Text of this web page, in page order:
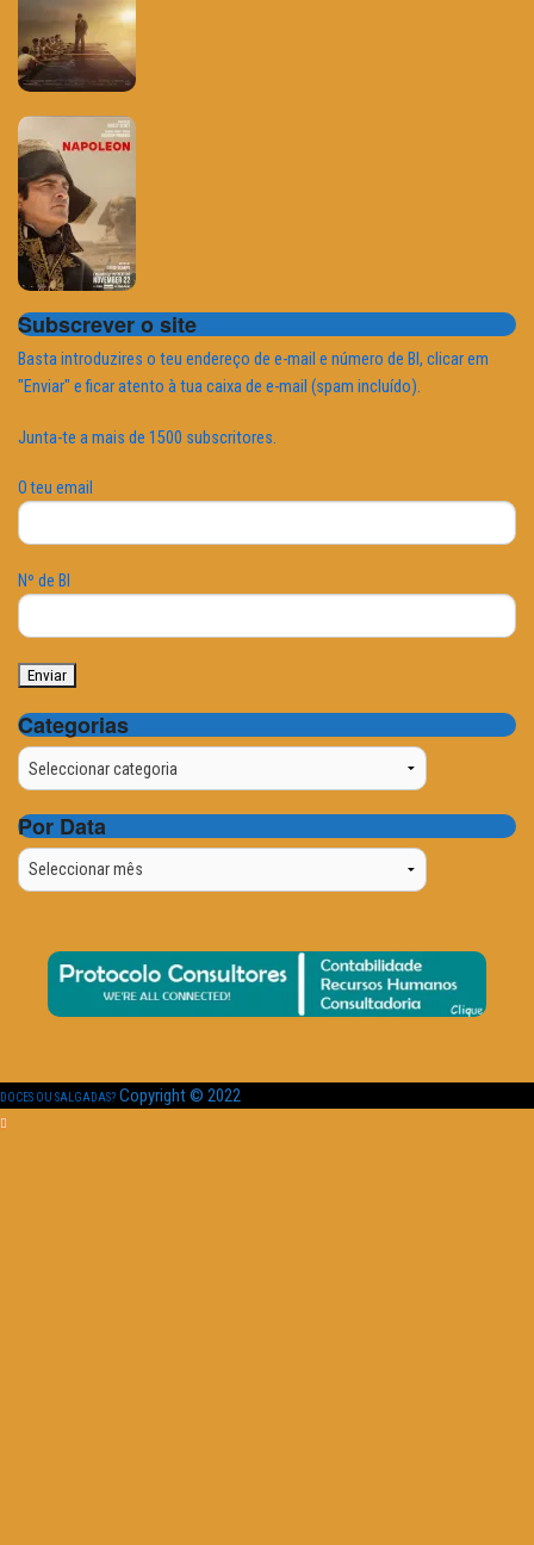
Subscrever o site
Basta introduzires o teu endereço de e-mail e número de BI, clicar em
"Enviar" e ficar atento à tua caixa de e-mail (spam incluído).
Junta-te a mais de 1500 subscritores.
O teu email
Nº de BI
Categorias
Categorias
Por Data
Por
Data
DOCES OU SALGADAS? Copyright © 2022